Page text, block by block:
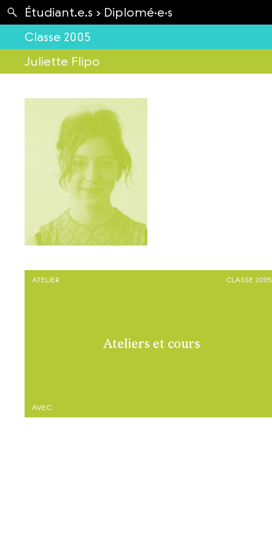
Étudiant.e.s › Diplomé·e·s
Classe 2005
Juliette Flipo
Ateliers et cours
ATELIER CLASSE 2005
AVEC